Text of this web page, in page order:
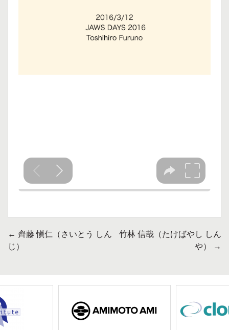
投
ナ
ゲ
← 齊藤 愼仁（さいとう しん
じ）
竹林 信哉（たけばやし しん
や）
→